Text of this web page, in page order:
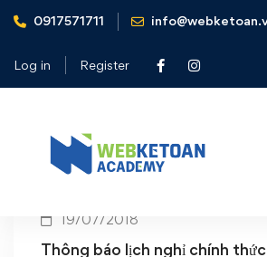
0917571711
Log in Register
Home tết 2019
Tag: tết 2019
19/07/2018
Thông báo lịch nghỉ chính